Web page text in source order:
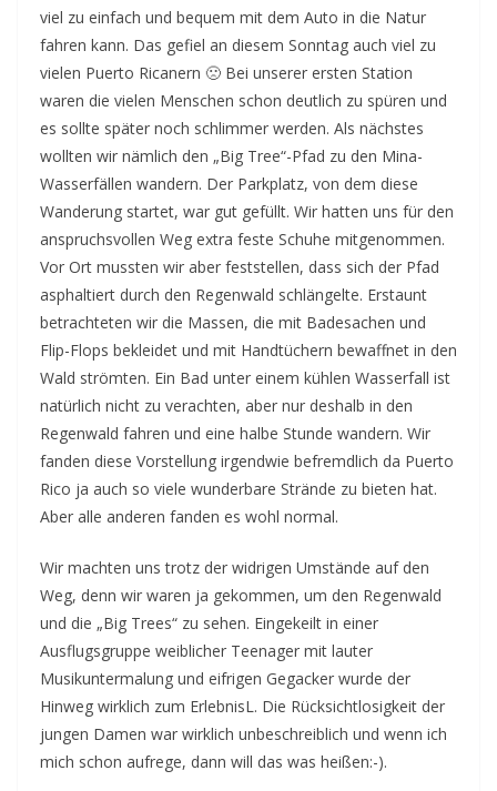
viel zu einfach und bequem mit dem Auto in die Natur
fahren kann. Das gefiel an diesem Sonntag auch viel zu
vielen Puerto Ricanern 🙁 Bei unserer ersten Station
waren die vielen Menschen schon deutlich zu spüren und
es sollte später noch schlimmer werden. Als nächstes
wollten wir nämlich den „Big Tree“-Pfad zu den Mina-
Wasserfällen wandern. Der Parkplatz, von dem diese
Wanderung startet, war gut gefüllt. Wir hatten uns für den
anspruchsvollen Weg extra feste Schuhe mitgenommen.
Vor Ort mussten wir aber feststellen, dass sich der Pfad
asphaltiert durch den Regenwald schlängelte. Erstaunt
betrachteten wir die Massen, die mit Badesachen und
Flip-Flops bekleidet und mit Handtüchern bewaffnet in den
Wald strömten. Ein Bad unter einem kühlen Wasserfall ist
natürlich nicht zu verachten, aber nur deshalb in den
Regenwald fahren und eine halbe Stunde wandern. Wir
fanden diese Vorstellung irgendwie befremdlich da Puerto
Rico ja auch so viele wunderbare Strände zu bieten hat.
Aber alle anderen fanden es wohl normal.
Wir machten uns trotz der widrigen Umstände auf den
Weg, denn wir waren ja gekommen, um den Regenwald
und die „Big Trees“ zu sehen. Eingekeilt in einer
Ausflugsgruppe weiblicher Teenager mit lauter
Musikuntermalung und eifrigen Gegacker wurde der
Hinweg wirklich zum ErlebnisL. Die Rücksichtlosigkeit der
jungen Damen war wirklich unbeschreiblich und wenn ich
mich schon aufrege, dann will das was heißen:-).